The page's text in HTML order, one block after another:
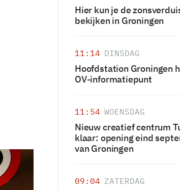
Hier kun je de
bekijken in Groningen
11:14 DINSDAG
Hoofdstation Groningen
OV-informatiepunt
11:54 WOENSDAG
Nieuw creatief centrum
klaar: opening eind
van Groningen
09:04 ZATERDAG